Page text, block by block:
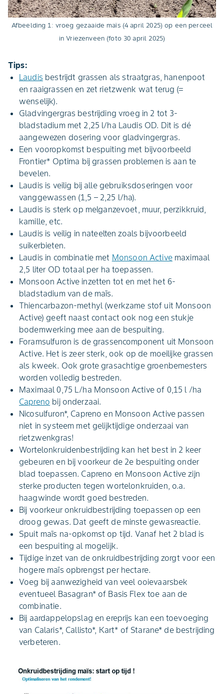
Afbeelding 1: vroeg gezaaide maïs (4 april 2025) op een perceel
in Vriezenveen (foto 30 april 2025)
Tips:
Laudis bestrijdt grassen als straatgras, hanenpoot
en raaigrassen en zet rietzwenk wat terug (=
wenselijk).
Gladvingergras bestrijding vroeg in 2 tot 3-
bladstadium met 2,25 l/ha Laudis OD. Dit is dé
aangewezen dosering voor gladvingergras.
Een vooropkomst bespuiting met bijvoorbeeld
Frontier* Optima bij grassen problemen is aan te
bevelen.
Laudis is veilig bij alle gebruiksdoseringen voor
vanggewassen (1,5 – 2,25 l/ha).
Laudis is sterk op melganzevoet, muur, perzikkruid,
kamille, etc.
Laudis is veilig in nateelten zoals bijvoorbeeld
suikerbieten.
Laudis in combinatie met Monsoon Activemaximaal
2,5 liter OD totaal per ha toepassen.
Monsoon Active inzetten tot en met het 6-
bladstadium van de maïs.
Thiencarbazon-methyl (werkzame stof uit Monsoon
Active) geeft naast contact ook nog een stukje
bodemwerking mee aan de bespuiting.
Foramsulfuron is de grassencomponent uit Monsoon
Active. Het is zeer sterk, ook op de moeilijke grassen
als kweek. Ook grote grasachtige groenbemesters
worden volledig bestreden.
Maximaal 0,75 L/ha Monsoon Active of 0,15 l /ha
Capreno bij onderzaai.
Nicosulfuron*, Capreno en Monsoon Active passen
niet in systeem met gelijktijdige onderzaai van
rietzwenkgras!
Wortelonkruidenbestrijding kan het best in 2 keer
gebeuren en bij voorkeur de 2e bespuiting onder
blad toepassen. Capreno en Monsoon Active zijn
sterke producten tegen wortelonkruiden, o.a.
haagwinde wordt goed bestreden.
Bij voorkeur onkruidbestrijding toepassen op een
droog gewas. Dat geeft de minste gewasreactie.
Spuit maïs na-opkomst op tijd. Vanaf het 2 blad is
een bespuiting al mogelijk.
Tijdige inzet van de onkruidbestrijding zorgt voor een
hogere maïs opbrengst per hectare.
Voeg bij aanwezigheid van veel ooievaarsbek
eventueel Basagran* of Basis Flex toe aan de
combinatie.
Bij aardappelopslag en ereprijs kan een toevoeging
van Calaris*, Callisto*, Kart* of Starane* de bestrijding
verbeteren.